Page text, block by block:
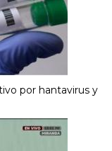
por hantavirus y